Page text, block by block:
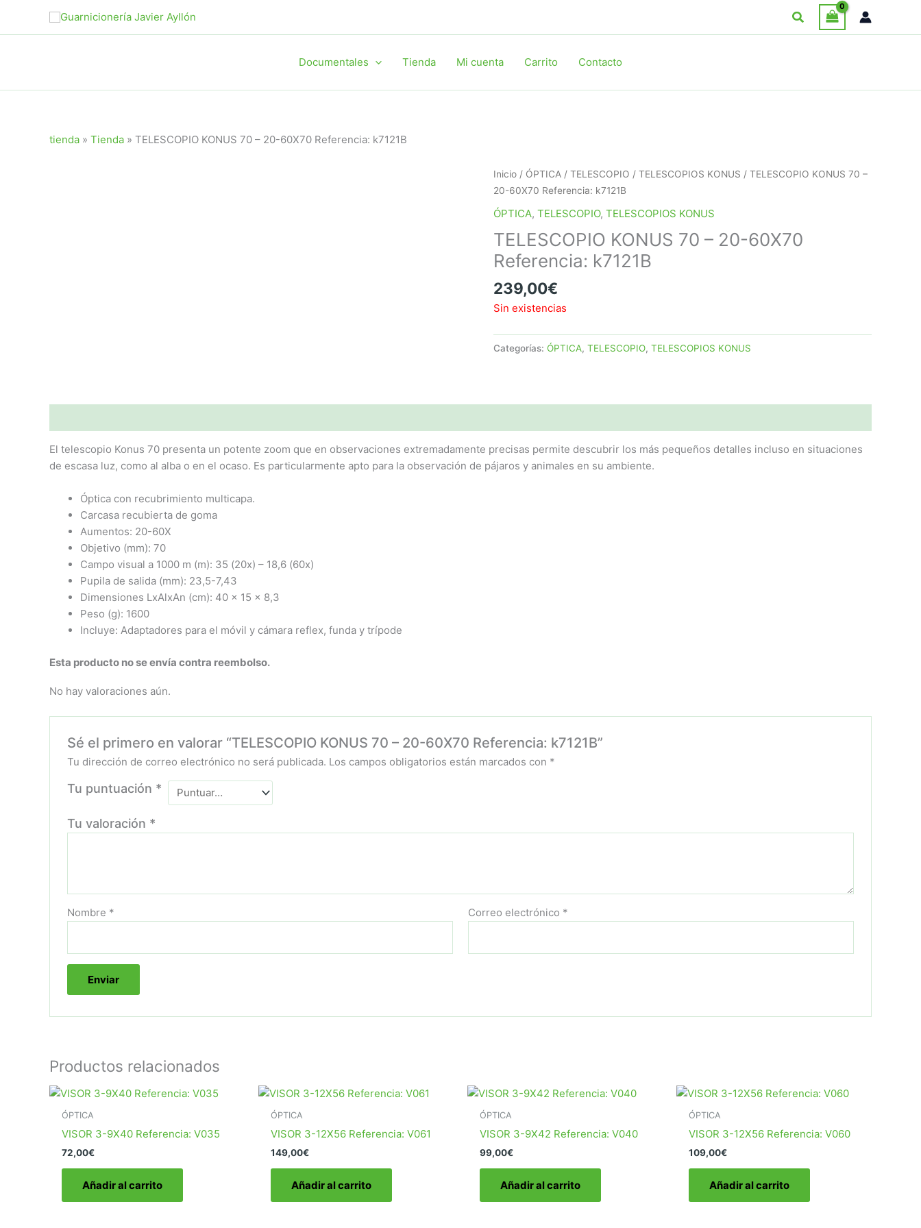
Buscar
Documentales Tienda Mi cuenta Carrito Contacto
tienda » Tienda » TELESCOPIO KONUS 70 – 20-60X70 Referencia: k7121B
Inicio / ÓPTICA / TELESCOPIO / TELESCOPIOS KONUS / TELESCOPIO KONUS 70 –
20-60X70 Referencia: k7121B
ÓPTICA, TELESCOPIO, TELESCOPIOS KONUS
TELESCOPIO KONUS 70 – 20-60X70
Referencia: k7121B
239,00€
Sin existencias
Categorías: ÓPTICA, TELESCOPIO, TELESCOPIOS KONUS
El telescopio Konus 70 presenta un potente zoom que en observaciones extremadamente precisas permite descubrir los más pequeños detalles incluso en situaciones
de escasa luz, como al alba o en el ocaso. Es particularmente apto para la observación de pájaros y animales en su ambiente.
Óptica con recubrimiento multicapa.
Carcasa recubierta de goma
Aumentos: 20-60X
Objetivo (mm): 70
Campo visual a 1000 m (m): 35 (20x) – 18,6 (60x)
Pupila de salida (mm): 23,5-7,43
Dimensiones LxAlxAn (cm): 40 x 15 x 8,3
Peso (g): 1600
Incluye: Adaptadores para el móvil y cámara reflex, funda y trípode
Esta producto no se envía contra reembolso.
No hay valoraciones aún.
Sé el primero en valorar “TELESCOPIO KONUS 70 – 20-60X70 Referencia: k7121B”
Tu dirección de correo electrónico no será publicada. Los campos obligatorios están marcados con *
Tu puntuación *
Tu valoración *
Nombre * Correo electrónico *
Productos relacionados
ÓPTICA
VISOR 3-9X40 Referencia: V035
72,00€
Añadir al carrito
ÓPTICA
VISOR 3-12X56 Referencia: V061
149,00€
Añadir al carrito
ÓPTICA
VISOR 3-9X42 Referencia: V040
99,00€
Añadir al carrito
ÓPTICA
VISOR 3-12X56 Referencia: V060
109,00€
Añadir al carrito